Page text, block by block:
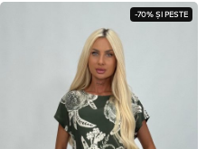
-70% ȘI PESTE